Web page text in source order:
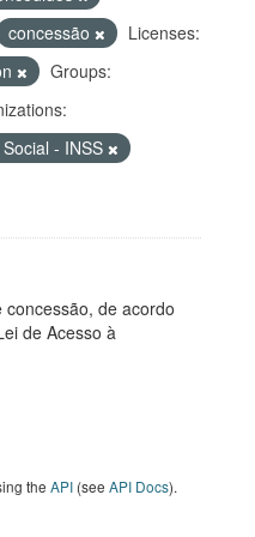
concessão
Licenses:
Groups:
- INSS
de acordo
de Acesso à
the API (see API Docs).